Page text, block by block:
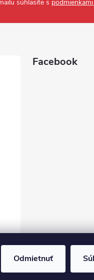
Odmietnuť
súhlasíte s
Facebook